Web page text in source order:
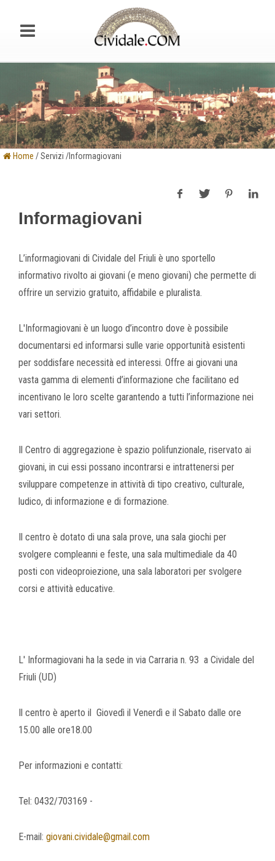
Home / Servizi /Informagiovani
Informagiovani
L’informagiovani di Cividale del Friuli è uno sportello
informativo rivolto ai giovani (e meno giovani) che permette di
offrire un servizio gratuito, affidabile e pluralista.
L'Informagiovani è un luogo d’incontro dove è possibile
documentarsi ed informarsi sulle varie opportunità esistenti
per soddisfare necessità ed interessi. Offre ai giovani una
vasta gamma di elementi d’informazione che facilitano ed
incentivano le loro scelte garantendo a tutti l’informazione nei
vari settori.
Il Centro di aggregazione è spazio polifunzionale, riservato ai
giovani, in cui essi possano incontrarsi e intrattenersi per
sviluppare competenze in attività di tipo creativo, culturale,
ludico, di informazione e di formazione.
Il centro è dotato di una sala prove, una sala giochi per
svolgere compleanni e feste, una sala multimediale da 40
posti con videoproiezione, una sala laboratori per svolgere
corsi e attività educative.
L' Informagiovani ha la sede in via Carraria n. 93 a Cividale del
Friuli (UD)
Il centro è aperto il Giovedì il Venerdì e il Sabato dalle ore
15.00 alle ore18.00
Per informazioni e contatti:
Tel: 0432/703169 -
E-mail: giovani.cividale@gmail.com